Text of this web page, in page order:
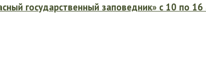
государственный заповедник» с 10 по 16